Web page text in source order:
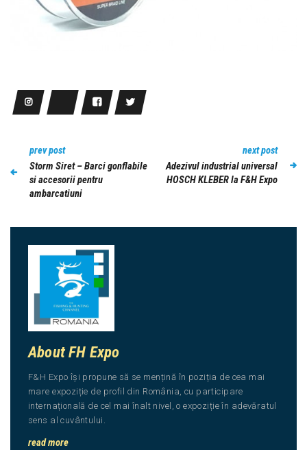
prev post
Storm Siret – Barci gonflabile
si accesorii pentru
ambarcatiuni
next post
Adezivul industrial universal
HOSCH KLEBER la F&H Expo
About FH Expo
F&H Expo își propune să se mențină în poziția de cea mai
mare expoziție de profil din România, cu participare
internațională de cel mai înalt nivel, o expoziție în adevăratul
sens al cuvântului.
read more